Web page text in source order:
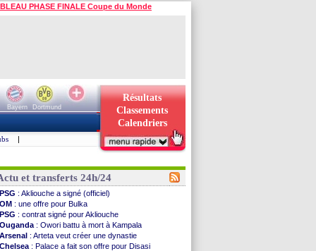
PHASE FINALE Coupe du Monde
Bayern
Dortmund
Résultats
Classements
Calendriers
|
et transferts 24h/24
PSG : Akliouche a signé (officiel)
OM : une offre pour Bulka
PSG : contrat signé pour Akliouche
Ouganda : Owori battu à mort à Kampala
Arsenal : Arteta veut créer une dynastie
Chelsea : Palace a fait son offre pour Disasi